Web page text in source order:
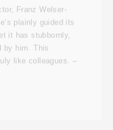
plainly guided its
it has stubbornly,
by him. This
like colleagues. –